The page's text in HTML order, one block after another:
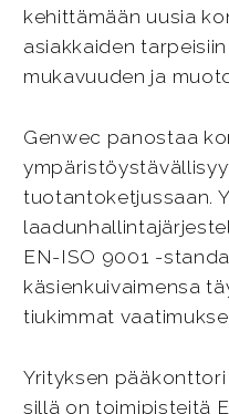
kehittämään uusia
asiakkaiden
mukavuuden ja
Genwec panostaa
tuotantoketjussaan.
EN-ISO 9001 -
käsienkuivaimensa
tiukimmat
Yrityksen
sillä on toimipisteitä